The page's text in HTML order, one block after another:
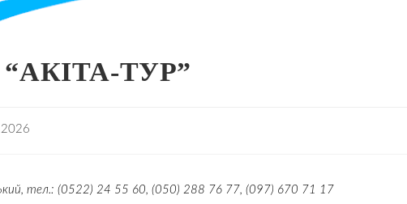
“АКІТА-ТУР”
тел.: (0522) 24 55 60, (050) 288 76 77, (097) 670 71 17